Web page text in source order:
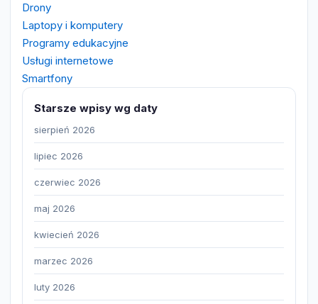
Drony
Laptopy i komputery
Programy edukacyjne
Usługi internetowe
Smartfony
Starsze wpisy wg daty
sierpień 2026
lipiec 2026
czerwiec 2026
maj 2026
kwiecień 2026
marzec 2026
luty 2026